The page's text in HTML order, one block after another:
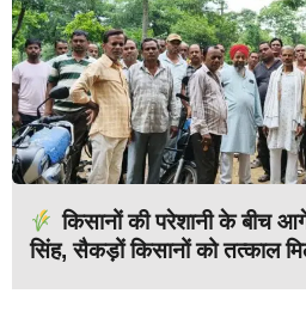
किसानों की परेशानी के बीच
सिंह, सैकड़ों किसानों को तत्काल